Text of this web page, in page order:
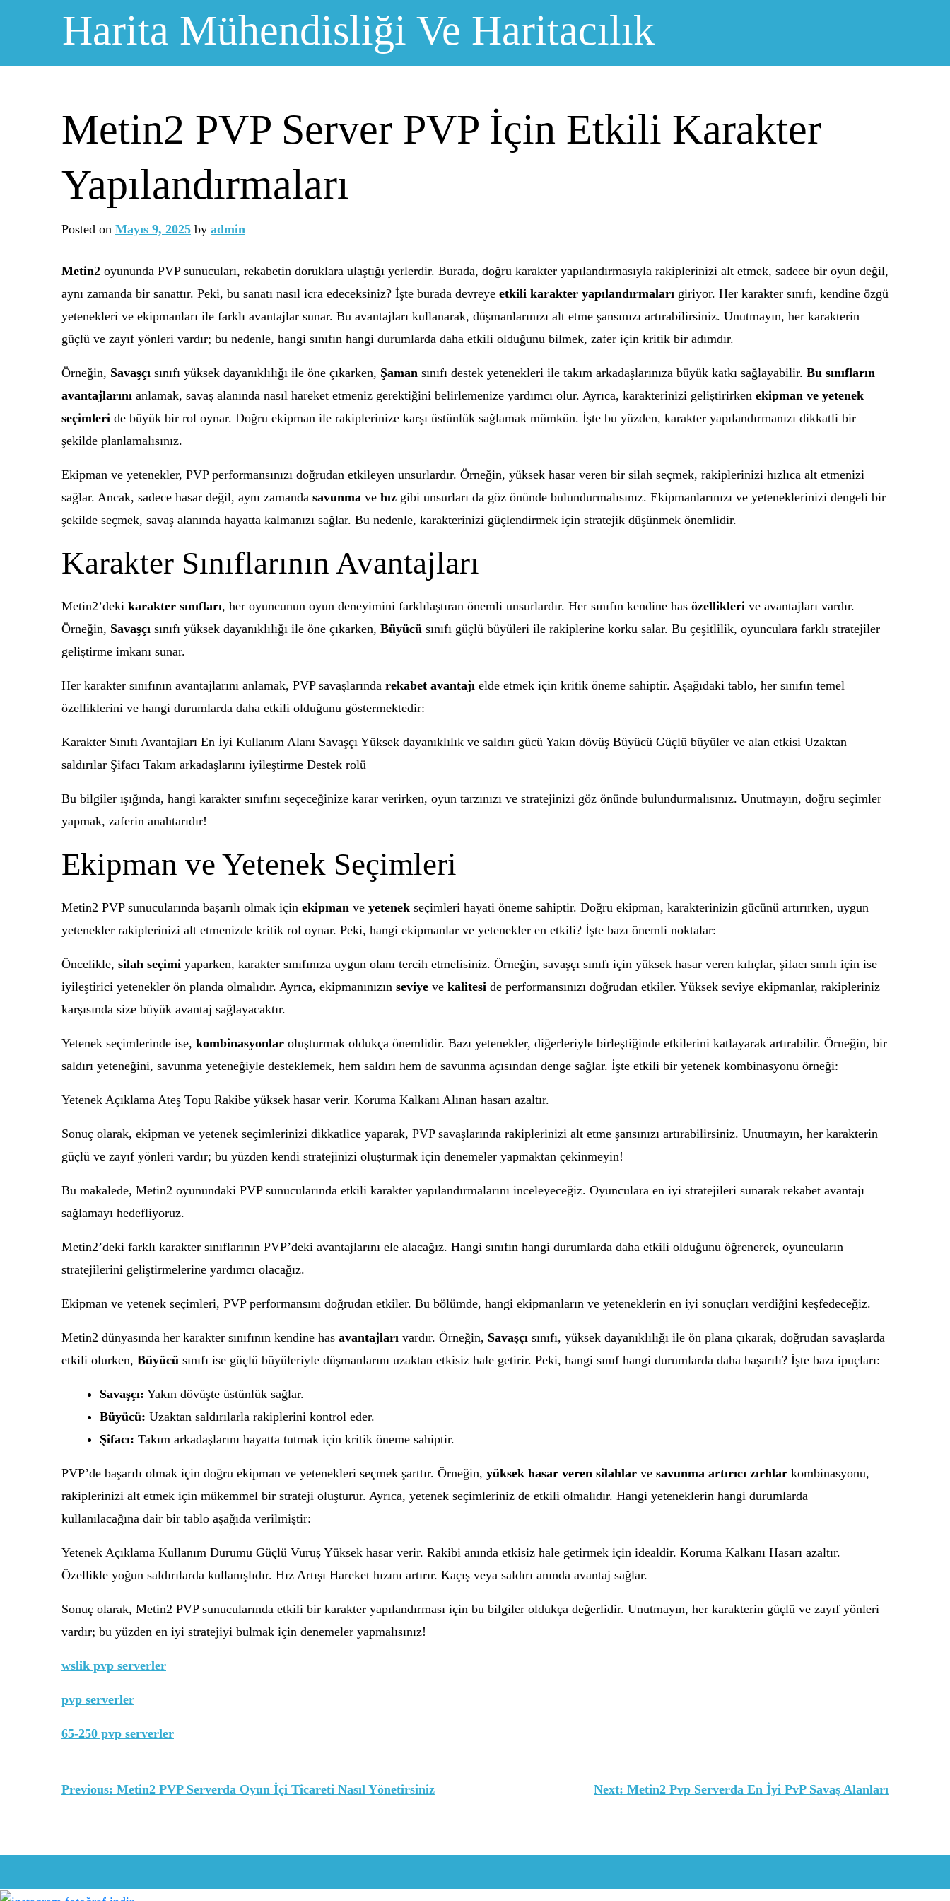
Harita Mühendisliği Ve Haritacılık
Metin2 PVP Server PVP İçin Etkili Karakter
Yapılandırmaları
Posted on Mayıs 9, 2025 by admin
Metin2 oyununda PVP sunucuları, rekabetin doruklara ulaştığı yerlerdir. Burada, doğru karakter yapılandırmasıyla rakiplerinizi alt etmek, sadece bir oyun değil,
aynı zamanda bir sanattır. Peki, bu sanatı nasıl icra edeceksiniz? İşte burada devreye etkili karakter yapılandırmaları giriyor. Her karakter sınıfı, kendine özgü
yetenekleri ve ekipmanları ile farklı avantajlar sunar. Bu avantajları kullanarak, düşmanlarınızı alt etme şansınızı artırabilirsiniz. Unutmayın, her karakterin
güçlü ve zayıf yönleri vardır; bu nedenle, hangi sınıfın hangi durumlarda daha etkili olduğunu bilmek, zafer için kritik bir adımdır.
Örneğin, Savaşçı sınıfı yüksek dayanıklılığı ile öne çıkarken, Şaman sınıfı destek yetenekleri ile takım arkadaşlarınıza büyük katkı sağlayabilir. Bu sınıfların
avantajlarını anlamak, savaş alanında nasıl hareket etmeniz gerektiğini belirlemenize yardımcı olur. Ayrıca, karakterinizi geliştirirken ekipman ve yetenek
seçimleri de büyük bir rol oynar. Doğru ekipman ile rakiplerinize karşı üstünlük sağlamak mümkün. İşte bu yüzden, karakter yapılandırmanızı dikkatli bir
şekilde planlamalısınız.
Ekipman ve yetenekler, PVP performansınızı doğrudan etkileyen unsurlardır. Örneğin, yüksek hasar veren bir silah seçmek, rakiplerinizi hızlıca alt etmenizi
sağlar. Ancak, sadece hasar değil, aynı zamanda savunma ve hız gibi unsurları da göz önünde bulundurmalısınız. Ekipmanlarınızı ve yeteneklerinizi dengeli bir
şekilde seçmek, savaş alanında hayatta kalmanızı sağlar. Bu nedenle, karakterinizi güçlendirmek için stratejik düşünmek önemlidir.
Karakter Sınıflarının Avantajları
Metin2’deki karakter sınıfları, her oyuncunun oyun deneyimini farklılaştıran önemli unsurlardır. Her sınıfın kendine has özellikleri ve avantajları vardır.
Örneğin, Savaşçı sınıfı yüksek dayanıklılığı ile öne çıkarken, Büyücü sınıfı güçlü büyüleri ile rakiplerine korku salar. Bu çeşitlilik, oyunculara farklı stratejiler
geliştirme imkanı sunar.
Her karakter sınıfının avantajlarını anlamak, PVP savaşlarında rekabet avantajı elde etmek için kritik öneme sahiptir. Aşağıdaki tablo, her sınıfın temel
özelliklerini ve hangi durumlarda daha etkili olduğunu göstermektedir:
Karakter Sınıfı Avantajları En İyi Kullanım Alanı Savaşçı Yüksek dayanıklılık ve saldırı gücü Yakın dövüş Büyücü Güçlü büyüler ve alan etkisi Uzaktan
saldırılar Şifacı Takım arkadaşlarını iyileştirme Destek rolü
Bu bilgiler ışığında, hangi karakter sınıfını seçeceğinize karar verirken, oyun tarzınızı ve stratejinizi göz önünde bulundurmalısınız. Unutmayın, doğru seçimler
yapmak, zaferin anahtarıdır!
Ekipman ve Yetenek Seçimleri
Metin2 PVP sunucularında başarılı olmak için ekipman ve yetenek seçimleri hayati öneme sahiptir. Doğru ekipman, karakterinizin gücünü artırırken, uygun
yetenekler rakiplerinizi alt etmenizde kritik rol oynar. Peki, hangi ekipmanlar ve yetenekler en etkili? İşte bazı önemli noktalar:
Öncelikle, silah seçimi yaparken, karakter sınıfınıza uygun olanı tercih etmelisiniz. Örneğin, savaşçı sınıfı için yüksek hasar veren kılıçlar, şifacı sınıfı için ise
iyileştirici yetenekler ön planda olmalıdır. Ayrıca, ekipmanınızın seviye ve kalitesi de performansınızı doğrudan etkiler. Yüksek seviye ekipmanlar, rakipleriniz
karşısında size büyük avantaj sağlayacaktır.
Yetenek seçimlerinde ise, kombinasyonlar oluşturmak oldukça önemlidir. Bazı yetenekler, diğerleriyle birleştiğinde etkilerini katlayarak artırabilir. Örneğin, bir
saldırı yeteneğini, savunma yeteneğiyle desteklemek, hem saldırı hem de savunma açısından denge sağlar. İşte etkili bir yetenek kombinasyonu örneği:
Yetenek Açıklama Ateş Topu Rakibe yüksek hasar verir. Koruma Kalkanı Alınan hasarı azaltır.
Sonuç olarak, ekipman ve yetenek seçimlerinizi dikkatlice yaparak, PVP savaşlarında rakiplerinizi alt etme şansınızı artırabilirsiniz. Unutmayın, her karakterin
güçlü ve zayıf yönleri vardır; bu yüzden kendi stratejinizi oluşturmak için denemeler yapmaktan çekinmeyin!
Bu makalede, Metin2 oyunundaki PVP sunucularında etkili karakter yapılandırmalarını inceleyeceğiz. Oyunculara en iyi stratejileri sunarak rekabet avantajı
sağlamayı hedefliyoruz.
Metin2’deki farklı karakter sınıflarının PVP’deki avantajlarını ele alacağız. Hangi sınıfın hangi durumlarda daha etkili olduğunu öğrenerek, oyuncuların
stratejilerini geliştirmelerine yardımcı olacağız.
Ekipman ve yetenek seçimleri, PVP performansını doğrudan etkiler. Bu bölümde, hangi ekipmanların ve yeteneklerin en iyi sonuçları verdiğini keşfedeceğiz.
Metin2 dünyasında her karakter sınıfının kendine has avantajları vardır. Örneğin, Savaşçı sınıfı, yüksek dayanıklılığı ile ön plana çıkarak, doğrudan savaşlarda
etkili olurken, Büyücü sınıfı ise güçlü büyüleriyle düşmanlarını uzaktan etkisiz hale getirir. Peki, hangi sınıf hangi durumlarda daha başarılı? İşte bazı ipuçları:
Savaşçı: Yakın dövüşte üstünlük sağlar.
Büyücü: Uzaktan saldırılarla rakiplerini kontrol eder.
Şifacı: Takım arkadaşlarını hayatta tutmak için kritik öneme sahiptir.
PVP’de başarılı olmak için doğru ekipman ve yetenekleri seçmek şarttır. Örneğin, yüksek hasar veren silahlar ve savunma artırıcı zırhlar kombinasyonu,
rakiplerinizi alt etmek için mükemmel bir strateji oluşturur. Ayrıca, yetenek seçimleriniz de etkili olmalıdır. Hangi yeteneklerin hangi durumlarda
kullanılacağına dair bir tablo aşağıda verilmiştir:
Yetenek Açıklama Kullanım Durumu Güçlü Vuruş Yüksek hasar verir. Rakibi anında etkisiz hale getirmek için idealdir. Koruma Kalkanı Hasarı azaltır.
Özellikle yoğun saldırılarda kullanışlıdır. Hız Artışı Hareket hızını artırır. Kaçış veya saldırı anında avantaj sağlar.
Sonuç olarak, Metin2 PVP sunucularında etkili bir karakter yapılandırması için bu bilgiler oldukça değerlidir. Unutmayın, her karakterin güçlü ve zayıf yönleri
vardır; bu yüzden en iyi stratejiyi bulmak için denemeler yapmalısınız!
wslik pvp serverler
pvp serverler
65-250 pvp serverler
Yazı
Previous: Metin2 PVP Serverda Oyun İçi Ticareti Nasıl Yönetirsiniz Next: Metin2 Pvp Serverda En İyi PvP Savaş Alanları